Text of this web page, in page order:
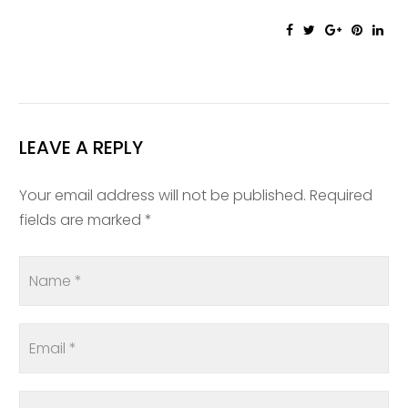
LEAVE A REPLY
Your email address will not be published. Required
fields are marked *